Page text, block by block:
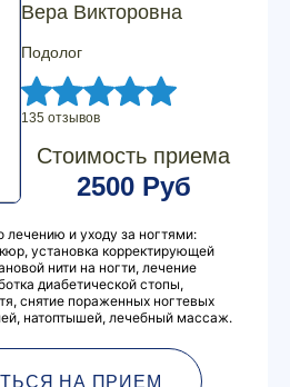
Вера Викторовна
Подолог
135 отзывов
Стоимость приема
2500 Руб
и уходу за ногтями:
установка корректирующей
нити на ногти, лечение
диабетической стопы,
снятие пораженных ногтевых
натоптышей, лечебный массаж.
НА ПРИЕМ